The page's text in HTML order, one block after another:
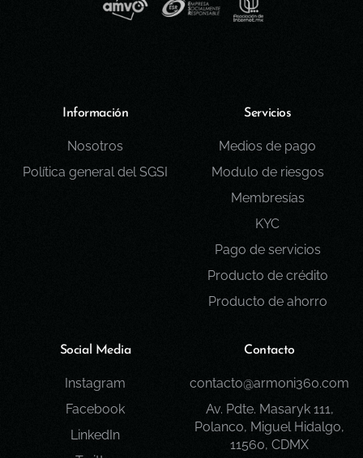
Información
Nosotros
Política general del SGSI
Servicios
Medios de pago
Modulo de riesgos
Membresías
KYC
Pago de servicios
Producto de crédito
Producto de ahorro
Social Media
Instagram
Facebook
LinkedIn
Contacto
contacto@armoni360.com
Av. Pdte. Masaryk 111,
Polanco, Miguel Hidalgo,
11560, CDMX
Contáctenos
contacto@armoni360.com
(55) 1234 5678